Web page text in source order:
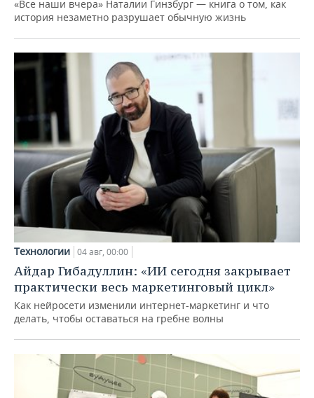
«Все наши вчера» Наталии Гинзбург — книга о том, как
история незаметно разрушает обычную жизнь
Технологии 04 авг, 00:00
Айдар Гибадуллин: «ИИ сегодня закрывает
практически весь маркетинговый цикл»
Как нейросети изменили интернет-маркетинг и что
делать, чтобы оставаться на гребне волны